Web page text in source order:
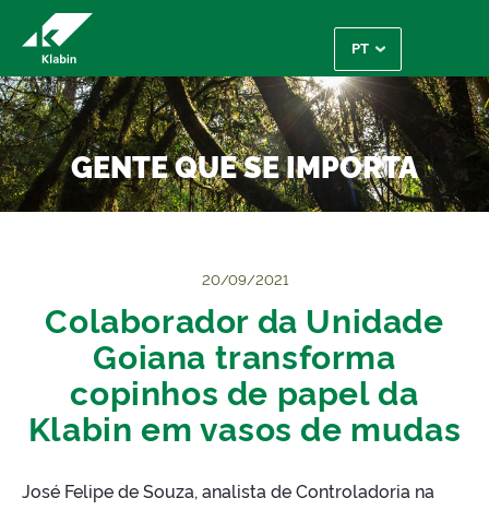
Pular para o Conteúdo principal
GENTE QUE SE IMPORTA
20/09/2021
Colaborador da Unidade
Goiana transforma
copinhos de papel da
Klabin em vasos de mudas
José Felipe de Souza, analista de Controladoria na